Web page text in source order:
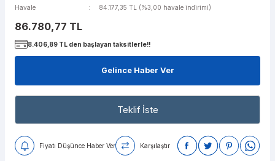
Havale
84.177,35 TL (%3,00 havale indirimi)
86.780,77 TL
8.406,89 TL den başlayan taksitlerle!!
Gelince Haber Ver
Teklif İste
Fiyatı Düşünce Haber Ver Karşılaştır